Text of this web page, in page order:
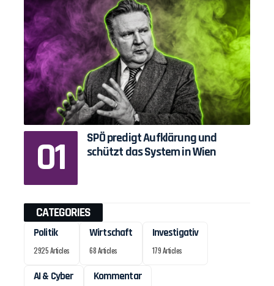
SPÖ predigt Aufklärung und
schützt das System in Wien
CATEGORIES
Politik
2925 Articles
Wirtschaft
68 Articles
Investigativ
179 Articles
AI & Cyber Kommentar